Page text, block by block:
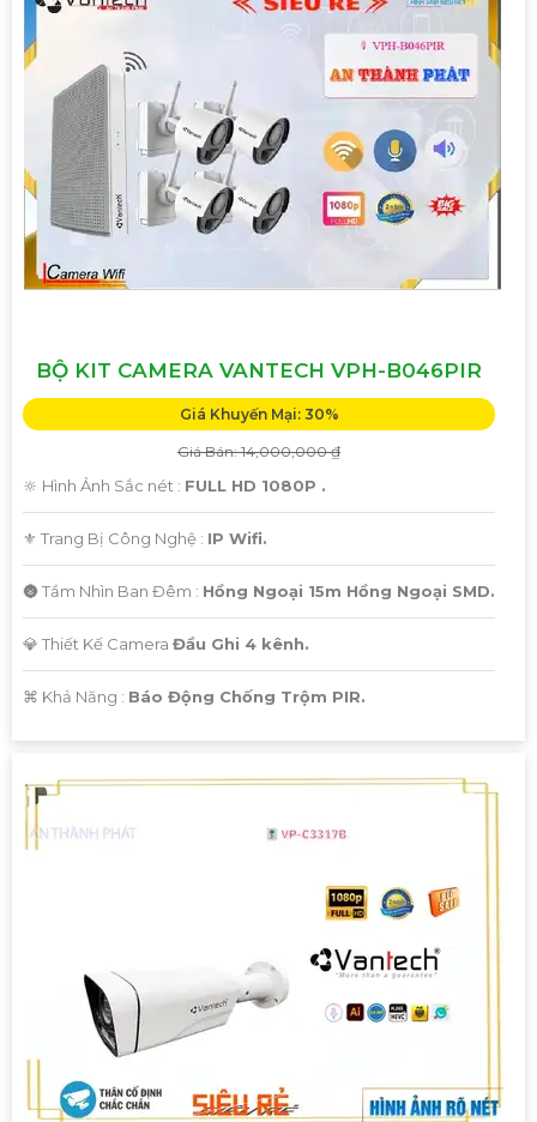
BỘ KIT CAMERA VANTECH VPH-B046PIR
Giá Khuyến Mại: 30%
Giá Bán: 14,000,000 ₫
🔆 Hình Ảnh Sắc nét : FULL HD 1080P .
⚜️ Trang Bị Công Nghệ : IP Wifi.
🌚 Tầm Nhìn Ban Đêm : Hồng Ngoại 15m Hồng Ngoại SMD.
💎 Thiết Kế Camera Đầu Ghi 4 kênh.
️⌘ Khả Năng : Báo Động Chống Trộm PIR.